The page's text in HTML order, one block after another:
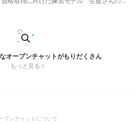
オープンチャットがもりだくさん
もっと見る
プンチャットについて